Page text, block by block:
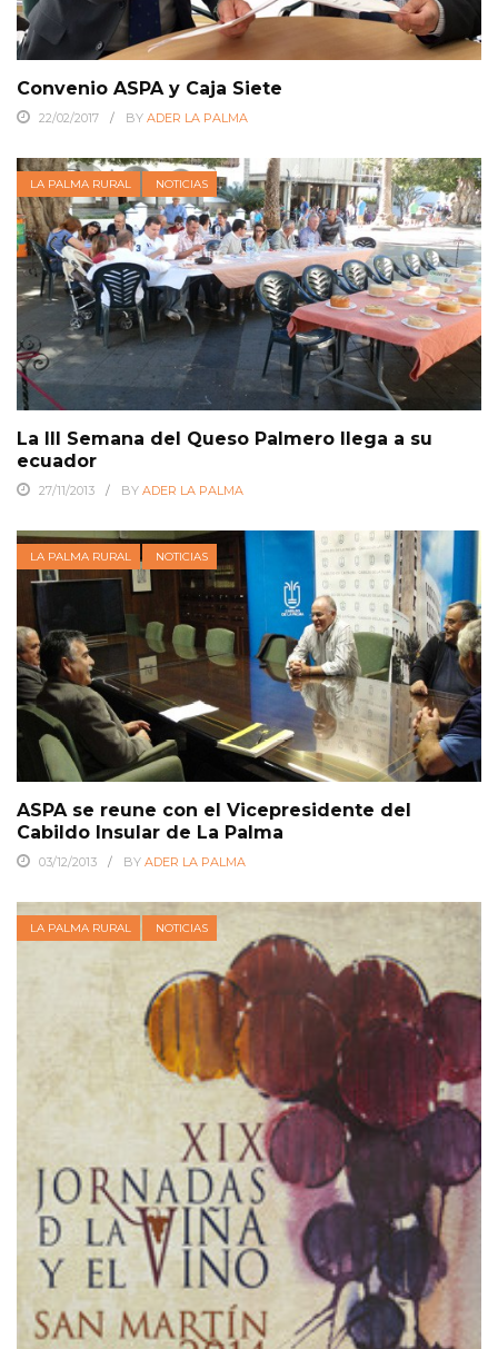
Convenio ASPA y Caja Siete
22/02/2017 BY ADER LA PALMA
LA PALMA RURAL NOTICIAS
La III Semana del Queso Palmero llega a su
ecuador
27/11/2013 BY ADER LA PALMA
LA PALMA RURAL NOTICIAS
ASPA se reune con el Vicepresidente del
Cabildo Insular de La Palma
03/12/2013 BY ADER LA PALMA
LA PALMA RURAL NOTICIAS